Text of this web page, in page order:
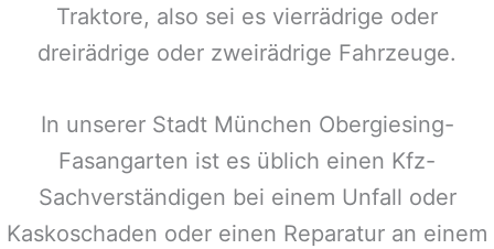
Traktore, also sei es vierrädrige oder
dreirädrige oder zweirädrige Fahrzeuge.
In unserer Stadt München Obergiesing-
Fasangarten ist es üblich einen Kfz-
Sachverständigen bei einem Unfall oder
Kaskoschaden oder einen Reparatur an einem